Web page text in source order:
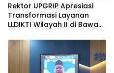
Rektor UPGRIP Apresiasi
Transformasi Layanan
LLDIKTI Wilayah II di Bawah
Iskandar